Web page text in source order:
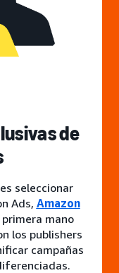
de
seleccionar
Ads, Amazon
primera mano
los publishers
campañas